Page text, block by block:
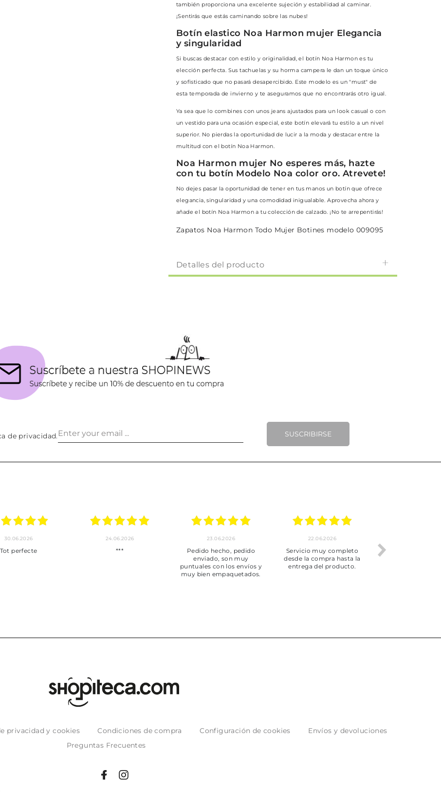
también proporciona una excelente sujeción y estabilidad al caminar.
¡Sentirás que estás caminando sobre las nubes!
Botín elastico Noa Harmon mujer Elegancia
y singularidad
Si buscas destacar con estilo y originalidad, el botín Noa Harmon es tu
elección perfecta. Sus tachuelas y su horma campera le dan un toque único
y sofisticado que no pasará desapercibido. Este modelo es un "must" de
esta temporada de invierno y te aseguramos que no encontrarás otro igual.
Ya sea que lo combines con unos jeans ajustados para un look casual o con
un vestido para una ocasión especial, este botín elevará tu estilo a un nivel
superior. No pierdas la oportunidad de lucir a la moda y destacar entre la
multitud con el botín Noa Harmon.
Noa Harmon mujer No esperes más, hazte
con tu botín Modelo Noa color oro. Atrevete!
No dejes pasar la oportunidad de tener en tus manos un botín que ofrece
elegancia, singularidad y una comodidad inigualable. Aprovecha ahora y
añade el botín Noa Harmon a tu colección de calzado. ¡No te arrepentirás!
Zapatos Noa Harmon Todo Mujer Botines modelo 009095
Detalles del producto
SUSCRIBIRSE
de privacidad.
30.06.2026
Tot perfecte
24.06.2026
***
23.06.2026
Pedido hecho, pedido
enviado, son muy
puntuales con los envíos y
muy bien empaquetados.
22.06.2026
Servicio muy completo
desde la compra hasta la
entrega del producto.
privacidad y cookies Condiciones de compra Configuración de cookies
Envíos y devoluciones
Preguntas Frecuentes